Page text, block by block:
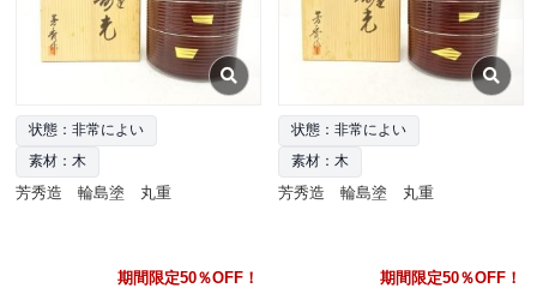
状態：非常によい
素材：木
芳秀造 輪島塗 丸重
期間限定50％OFF！
状態：非常によい
素材：木
芳秀造 輪島塗 丸重
期間限定50％OFF！